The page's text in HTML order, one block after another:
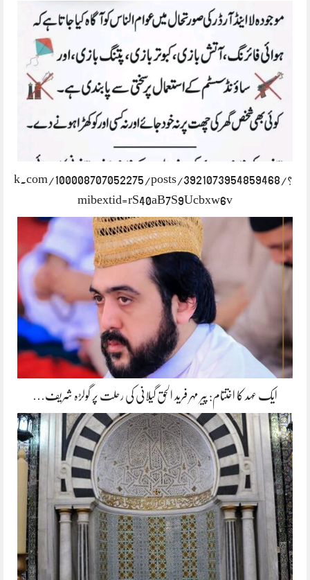
100008707052275/posts/3921073954859468/?
mibextid=rS40aB7S9Ucbxw6v
ایک عہد کا اختتام: پیر مہر فرید الحق گیلانی کی رحلت پر گولڑہ شریف…